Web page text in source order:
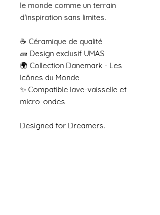
le monde comme un terrain
d'inspiration sans limites.
☕ Céramique de qualité
🧱 Design exclusif UMAS
🌍 Collection Danemark - Les
Icônes du Monde
✨ Compatible lave-vaisselle et
micro-ondes
Designed for Dreamers.